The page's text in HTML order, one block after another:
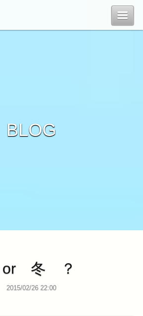
Contact
BLOG
冬 ？
2015/02/26 22:00